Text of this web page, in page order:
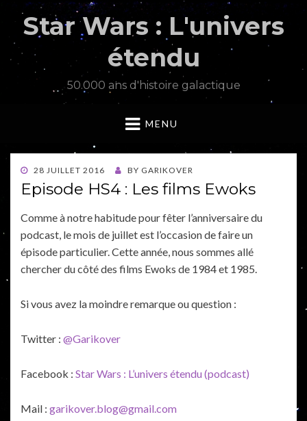
Star Wars : L'univers
étendu
50.000 ans d'histoire galactique
MENU
POSTED
ON
28 JUILLET 2016 BY GARIKOVER
Episode HS4 : Les films Ewoks
Comme à notre habitude pour fêter l’anniversaire du
podcast, le mois de juillet est l’occasion de faire un
épisode particulier. Cette année, nous sommes allé
chercher du côté des films Ewoks de 1984 et 1985.
Si vous avez la moindre remarque ou question :
Twitter : @Garikover
Facebook : Star Wars : L’univers étendu (podcast)
Mail : garikover.blog@gmail.com